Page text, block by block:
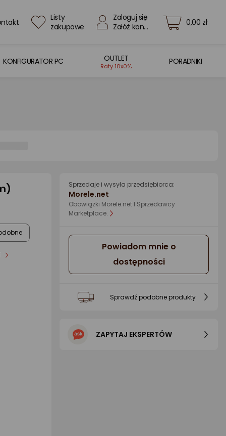
Listy
zakupowe
Zaloguj się
Załóż konto
0,00 zł
KONFIGURATOR PC OUTLET
Raty 10x0%
PORADNIKI
Sprzedaje i wysyła przedsiębiorca:
Morele.net
Obowiązki Morele.net I Sprzedawcy
Marketplace.
Powiadom mnie o
dostępności
Sprawdź podobne produkty
ZAPYTAJ EKSPERTÓW